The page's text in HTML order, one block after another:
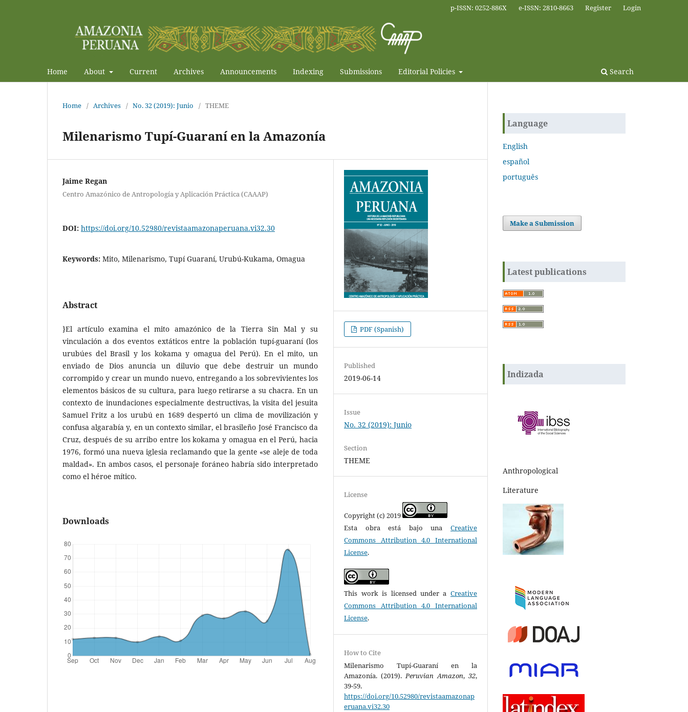
Home About Current Archives Announcements Indexing Submissions Editorial Policies Search
p-ISSN: 0252-886X e-ISSN: 2810-8663 Register Login
Home / Archives / No. 32 (2019): Junio / THEME
Milenarismo Tupí-Guaraní en la Amazonía
Jaime Regan
Centro Amazónico de Antropología y Aplicación Práctica (CAAAP)
DOI: https://doi.org/10.52980/revistaamazonaperuana.vi32.30
Keywords: Mito, Milenarismo, Tupí Guaraní, Urubú-Kukama, Omagua
Abstract
}El artículo examina el mito amazónico de la Tierra Sin Mal y su
vinculación a dos eventos extáticos entre la población tupí-guaraní (los
urubúes del Brasil y los kokama y omagua del Perú). En el mito, un
enviado de Dios anuncia un diluvio que debe destruir un mundo
corrompido y crear un mundo nuevo, entregando a los sobrevivientes los
elementos básicos de su cultura, para luego retirarse a su chacra. En un
contexto de inundaciones especialmente destructivas, la visita del jesuita
Samuel Fritz a los urubú en 1689 despertó un clima de movilización y
confusa algarabía y, en un contexto similar, el brasileño José Francisco da
Cruz, después de su arribo entre los kokama y omagua en el Perú, hacia
1976, formó una nueva iglesia reclamando que la gente «se aleje de toda
maldad». En ambos casos, el personaje foráneo habría sido interpretado
como el héroe mítico.
Downloads
PDF (Spanish)
Published
2019-06-14
Issue
No. 32 (2019): Junio
Section
THEME
License
Copyright (c) 2019
Esta obra está bajo una Creative
Commons Attribution 4.0 International
License.
This work is licensed under a Creative
Commons Attribution 4.0 International
License.
How to Cite
Milenarismo Tupí-Guaraní en la
Amazonía. (2019).Peruvian Amazon, 32,
39-59.
https://doi.org/10.52980/revistaamazonap
eruana.vi32.30
Language
English
español
português
Make a Submission
Latest publications
Indizada
Anthropological
Literature